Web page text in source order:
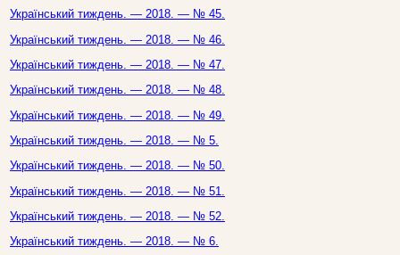
Український тиждень. — 2018. — № 45.
Український тиждень. — 2018. — № 46.
Український тиждень. — 2018. — № 47.
Український тиждень. — 2018. — № 48.
Український тиждень. — 2018. — № 49.
Український тиждень. — 2018. — № 5.
Український тиждень. — 2018. — № 50.
Український тиждень. — 2018. — № 51.
Український тиждень. — 2018. — № 52.
Український тиждень. — 2018. — № 6.